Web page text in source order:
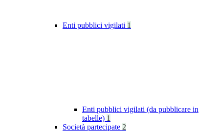
Enti pubblici vigilati 1
Enti pubblici vigilati (da pubblicare in
tabelle) 1
Società partecipate 2